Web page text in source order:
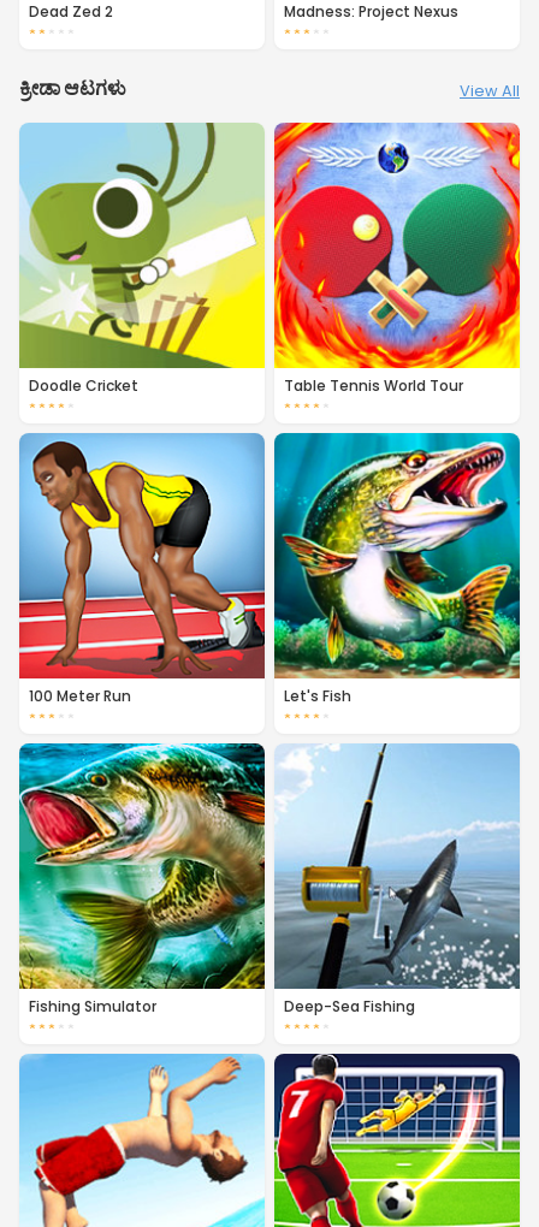
Dead Zed 2
★ ★ ★ ★ ★
Madness: Project Nexus
★ ★ ★ ★ ★
ಕ್ರೀಡಾ ಆಟಗಳು View All
Doodle Cricket
★ ★ ★ ★ ★
Table Tennis World Tour
★ ★ ★ ★ ★
100 Meter Run
★ ★ ★ ★ ★
Let's Fish
★ ★ ★ ★ ★
Fishing Simulator
★ ★ ★ ★ ★
Deep-Sea Fishing
★ ★ ★ ★ ★